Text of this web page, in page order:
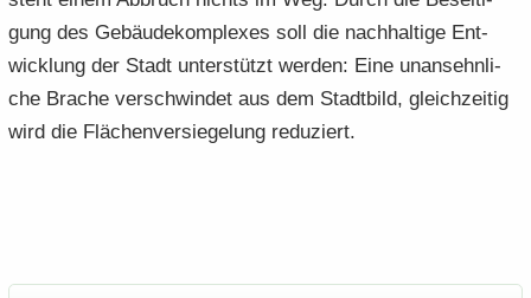
gung des Ge­bäu­de­kom­ple­xes soll die nach­hal­ti­ge Ent­
wick­lung der Stadt un­ter­stützt wer­den: Eine un­an­sehn­li­
che Bra­che ver­schwin­det aus dem Stadt­bild, gleich­zei­tig
wird die Flä­chen­ver­sie­ge­lung re­du­ziert.